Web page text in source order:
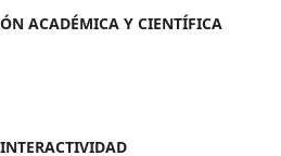
ACADÉMICA Y CIENTÍFICA